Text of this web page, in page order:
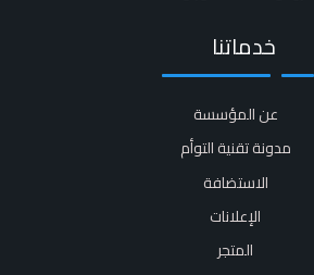
خدماتنا
عن المؤسسة
مدونة تقنية التوأم
الاستضافة
الإعلانات
المتجر